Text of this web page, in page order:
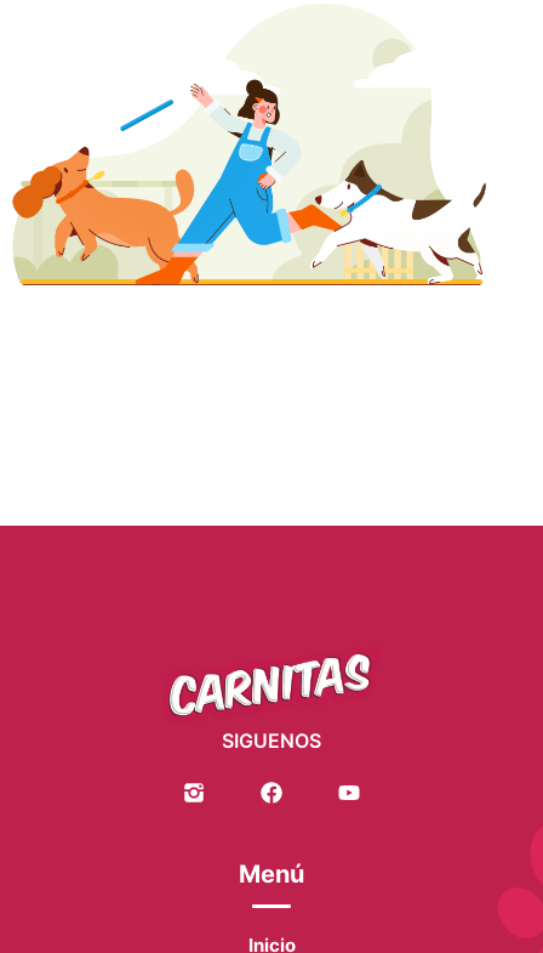
SIGUENOS
Menú
Inicio